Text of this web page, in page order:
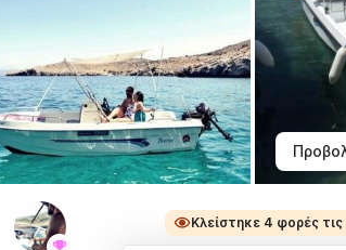
Κλείστηκε 4 φορές